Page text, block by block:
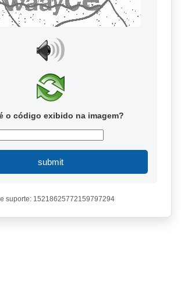
o código exibido na imagem?
submit
suporte: 15218625772159797294